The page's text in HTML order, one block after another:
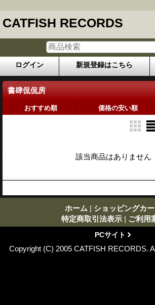
CATFISH RECORDS
ログイン 新規登録はこちら
書肆侃侃房
おすすめ順 価格の安い順
該当商品はありません
ホーム | ショッピングカー
特定商取引法表示 | ご利用
PCサイト
Copyright (C) 2005 CATFISH RECORDS.